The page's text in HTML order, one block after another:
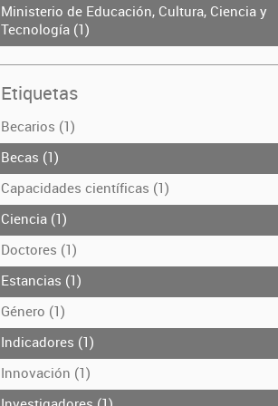
Ministerio de Educación, Cultura, Ciencia y
Tecnología (1)
Etiquetas
Becarios (1)
Becas (1)
Capacidades científicas (1)
Ciencia (1)
Doctores (1)
Estancias (1)
Género (1)
Indicadores (1)
Innovación (1)